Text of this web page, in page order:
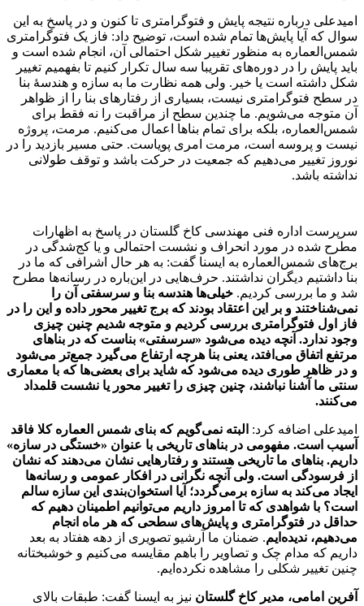
امیدعلی درباره نتیجه پایش و فتوگرامتری تا کنون و در پاسخ به این
سوال که آیا پایش‌ها تمام شده است، توضیح داد: فاز یک فتوگرامتری
شمس‌العماره به منظور تغییر شکل احتمالی آن، انجام شده است و
باید پایش را در دوره‌های تقریبا سه سال تکرار کنیم تا بفهمیم تغییر
شکل داشته است یا خیر. ولی همه نظارت ما به سازه و هندسۀ بنا
در سطح فتوگرامتری نیست، بسیاری از رفتارهای بنا را از ظواهر
آن متوجه می‌شویم. ما چندین سطح از مراقبت را نه فقط برای
شمس‌العماره، بلکه برای تمام بناها اعمال می‌کنیم. مرمت، پروژه
نیست و پروسه است، مرمت امری پویاست. حتی مسیر بازدید را در
نوروز تغییر می‌دهیم که جمعیت در حرکت باشد و توقف طولانی
نداشته باشد. ‌
سرپرست اداره فنی مهندسی کاخ گلستان در پاسخ به اظهارات
مطرح شده در مورد انحراف و نشست احتمالی و یا کج‌شدگی در
برج‌های شمس‌العماره به ایسنا گفت: به هر حال اشرافی که ما در
بنا داشتیم دیگران نداشتند. حرف‌هایی در این‌باره در رسانه‌ها مطرح
شد و ما بررسی کردیم. خیلی‌ها هندسه بنا و سرسفتی آن را
نمی‌شناختند و بر این اعتقاد بودند که برج تغییر محور داده و این را در
فاز اول فتوگرامتری بررسی کردیم و متوجه شدیم چنین چیزی
وجود ندارد. آنچه دیده می‌شود «سرسفتی» بناست که در بناهای
مرتفع اتفاق می‌افتد، یعنی بنا هرچه ارتفاع می‌گیرد جمع‌تر می‌شود
و در ظاهر طوری دیده می‌شود که شاید برای بعضی‌ها که با معماری
سنتی ما آشنا نباشند، چنین چیزی را تغییر محور یا نشست قلمداد
می‌کنند.
امیدعلی اضافه کرد: البته نمی‌گویم که بنای شمس العماره کلا فاقد
آسیب است. مفهومی در بناهای تاریخی با عنوان «خستگی در سازه»
داریم. بناهای ما تاریخی هستند و رفتارهایی نشان می‌دهند که نشان
از فرسودگی است. ولی آنچه نگرانی در افکار عمومی و رسانه‌ها
ایجاد می‌کند به سازه برمی‌گردد؛ آیا استخوان‌بندی این سازه سالم
است؟ با شواهدی که تا امروز داریم می‌توانیم اطمینان دهیم که
حداقل در فتوگرامتری و پایش‌های سطحی که هر ماه انجام
می‌دهیم، ندیده‌ایم. ضمنان ما آرشیو تصویری از دهه هفتاد به بعد
داریم که مدام چک و تصاویر را باهم مقایسه می‌کنیم و خوشبختانه
چنین تغییر شکلی را مشاهده نکرده‌ایم.
آفرین امامی، مدیر کاخ گلستان نیز به ایسنا گفت: طبقات بالای